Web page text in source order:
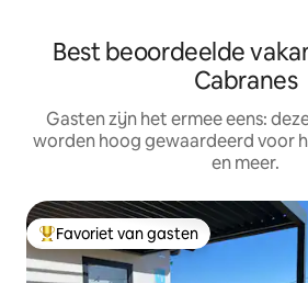
Best beoordeelde
Cabranes
Gasten zijn het ermee eens:
worden hoog gewaardeerd voor
en meer.
Topfavoriet van gasten
Favoriet van gasten